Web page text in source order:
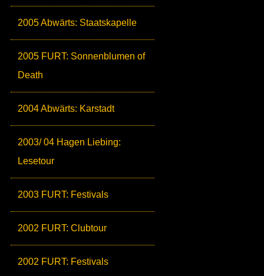
2005 Abwärts: Staatskapelle
2005 FURT: Sonnenblumen of
Death
2004 Abwärts: Karstadt
2003/ 04 Hagen Liebing:
Lesetour
2003 FURT: Festivals
2002 FURT: Clubtour
2002 FURT: Festivals